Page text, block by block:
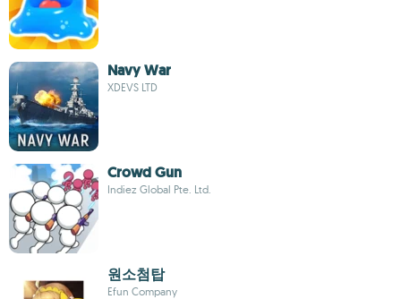
Navy War
XDEVS LTD
Crowd Gun
Indiez Global Pte. Ltd.
원소첨탑
Efun Company